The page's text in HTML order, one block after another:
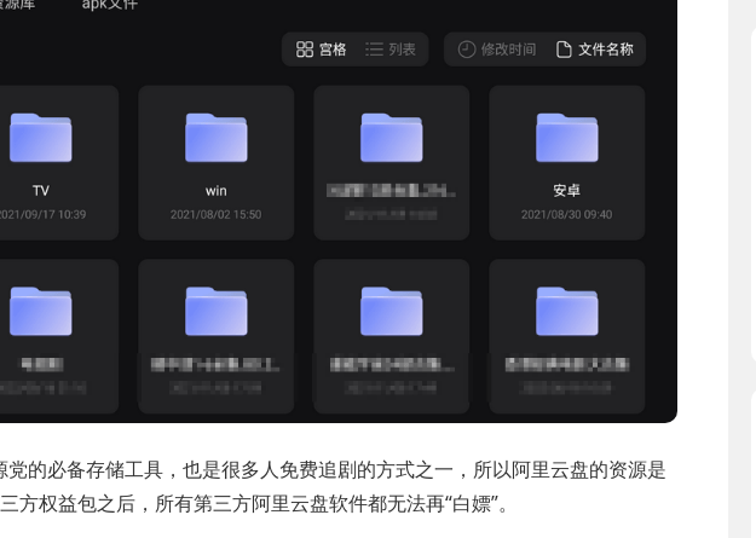
的必备存储工具，也是很多人免费追剧的方式之一，所以阿里云盘的资源是
方权益包之后，所有第三方阿里云盘软件都无法再“白嫖”。